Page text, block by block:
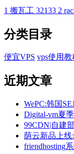
1 搬瓦工 32133 2
分类目录
便宜VPS vps使用教
近期文章
WePC:韩国
Digital-vm夏
99CDN|自建
荫云新品上线
friendhosting